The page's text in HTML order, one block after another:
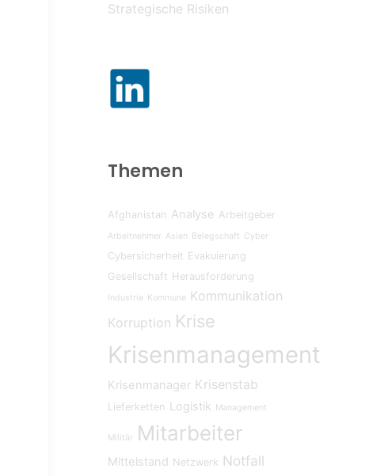
Strategische Risiken
Themen
Afghanistan Analyse Arbeitgeber
Arbeitnehmer Asien Belegschaft Cyber
Cybersicherheit Evakuierung
Gesellschaft Herausforderung
Industrie Kommune
Kommunikation
Korruption Krise
Krisenmanagement
Krisenmanager Krisenstab
Lieferketten Logistik Management
Militär Mitarbeiter
Mittelstand Netzwerk Notfall